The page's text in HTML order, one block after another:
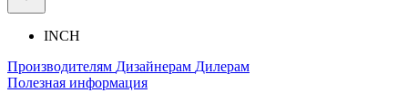
INCH
Производителям Дизайнерам Дилерам
Полезная информация